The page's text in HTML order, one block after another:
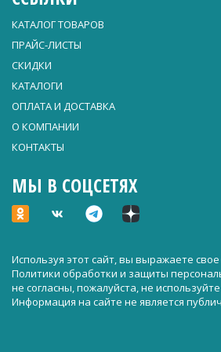
КАТАЛОГ ТОВАРОВ
ПРАЙС-ЛИСТЫ
СКИДКИ
КАТАЛОГИ
ОПЛАТА И ДОСТАВКА
О КОМПАНИИ
КОНТАКТЫ
МЫ В СОЦСЕТЯХ
Используя этот сайт, вы выражаете свое
Политики обработки и защиты
не согласны, пожалуйста, не
Информация на сайте не является